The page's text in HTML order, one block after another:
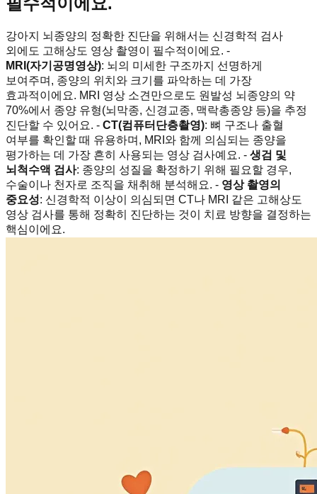
강아지 뇌종양의 정확한 진단을 위해서는 신경학적 검사
외에도 고해상도 영상 촬영이 필수적이에요. -
MRI(자기공명영상): 뇌의 미세한 구조까지 선명하게
보여주며, 종양의 위치와 크기를 파악하는 데 가장
효과적이에요. MRI 영상 소견만으로도 원발성 뇌종양의 약
70%에서 종양 유형(뇌막종, 신경교종, 맥락총종양 등)을 추정
진단할 수 있어요. - CT(컴퓨터단층촬영): 뼈 구조나 출혈
여부를 확인할 때 유용하며, MRI와 함께 의심되는 종양을
평가하는 데 가장 흔히 사용되는 영상 검사예요. - 생검 및
뇌척수액 검사: 종양의 성질을 확정하기 위해 필요할 경우,
수술이나 천자로 조직을 채취해 분석해요. - 영상 촬영의
중요성: 신경학적 이상이 의심되면 CT나 MRI 같은 고해상도
영상 검사를 통해 정확히 진단하는 것이 치료 방향을 결정하는
핵심이에요.